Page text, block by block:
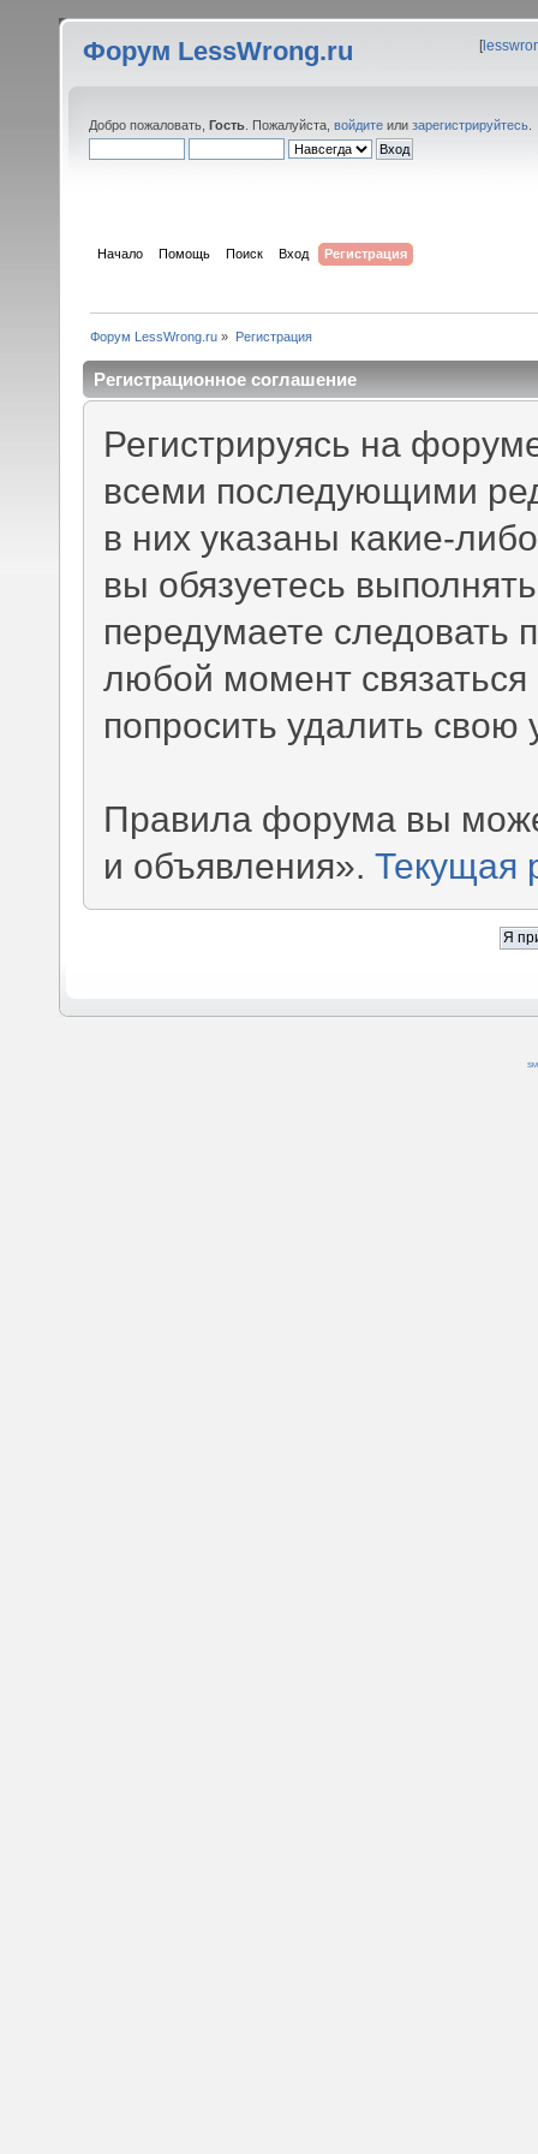
Форум LessWrong.ru [
Добро пожаловать, Гость . Пожалуйста, войдите или зарегистрируйтесь
Начало Помощь Поиск Вход Регистрация
Форум LessWrong.ru » Регистрация
Регистрационное соглашение
Регистрируясь на
всеми последующими
в них указаны какие-
вы обязуетесь
передумаете
любой момент
попросить удалить
Правила форума вы
и объявления».Текущая